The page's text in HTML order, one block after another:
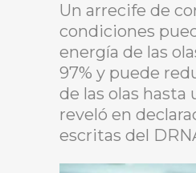
Un arrecife de
condiciones
energía de las
97% y puede
de las olas hasta
reveló en
escritas del